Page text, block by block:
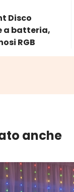
Disco
a batteria,
RGB
anche